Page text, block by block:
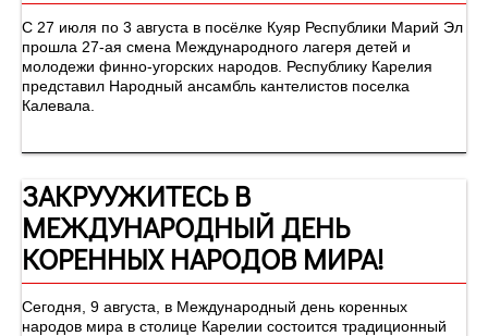
С 27 июля по 3 августа в посёлке Куяр Республики Марий Эл
прошла 27-ая смена Международного лагеря детей и
молодежи финно-угорских народов. Республику Карелия
представил Народный ансамбль кантелистов поселка
Калевала.
ЗАКРУУЖИТЕСЬ В
МЕЖДУНАРОДНЫЙ ДЕНЬ
КОРЕННЫХ НАРОДОВ МИРА!
Сегодня, 9 августа, в Международный день коренных
народов мира в столице Карелии состоится традиционный